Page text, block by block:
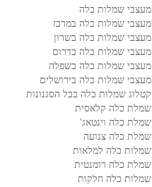
מעצבי שמלות כלה
מעצבי שמלות כלה במרכז
מעצבי שמלות כלה בשרון
מעצבי שמלות כלה בדרום
מעצבי שמלות כלה בשפלה
מעצבי שמלות כלה בירושלים
קטלוג שמלות כלה בכל הסגנונות
שמלת כלה קלאסית
שמלת כלה וינטאג'
שמלת כלה צנועה
שמלות כלה למלאות
שמלת כלה רומנטית
שמלות כלה חלקות